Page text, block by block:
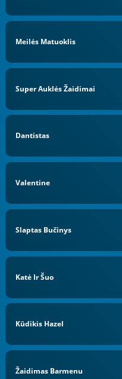
Meilės Matuoklis
Super Auklės Žaidimai
Dantistas
Valentine
Slaptas Bučinys
Katė Ir Šuo
Kūdikis Hazel
Žaidimas Barmenu